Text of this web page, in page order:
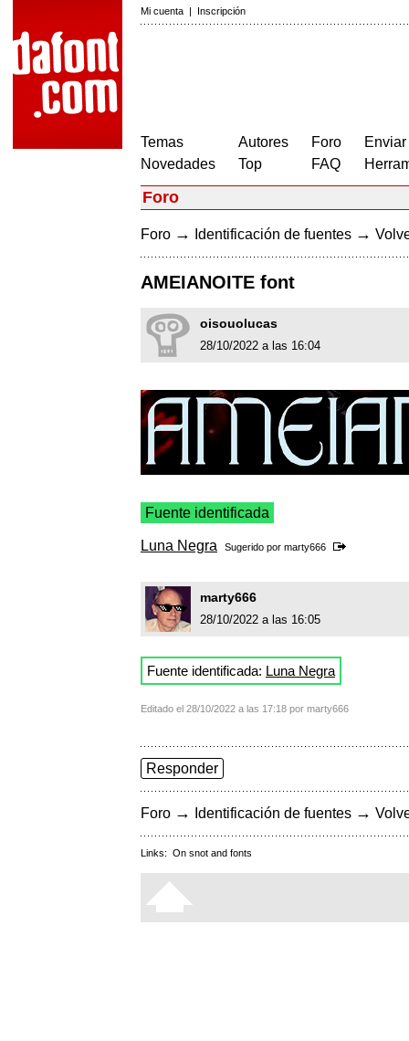
Mi cuenta | Inscripción
Temas
Novedades
Autores
Top
Foro
FAQ
Foro
Foro → Identificación de fuentes →
AMEIANOITE font
oisouolucas
28/10/2022 a las 16:04
Fuente identificada
Luna Negra Sugerido por marty666
marty666
28/10/2022 a las 16:05
Fuente identificada: Luna Negra
Editado el 28/10/2022 a las 17:18 por marty666
Responder
Foro → Identificación de fuentes →
Links: On snot and fonts